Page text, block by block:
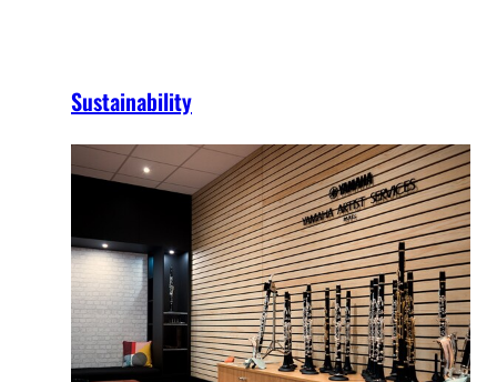
Sustainability